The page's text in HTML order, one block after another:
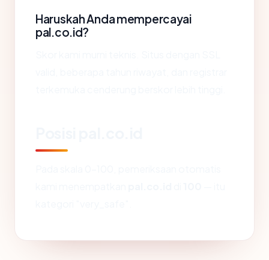
Haruskah Anda mempercayai
pal.co.id?